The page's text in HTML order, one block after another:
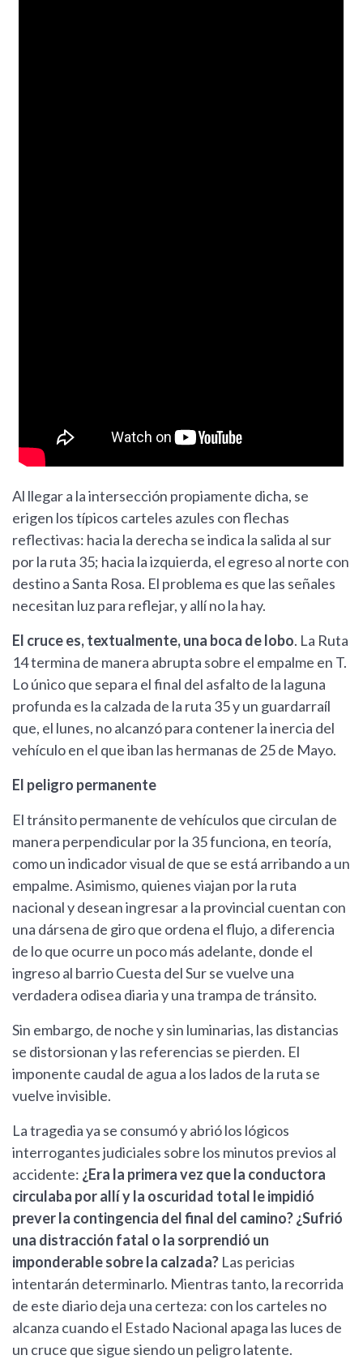
Al llegar a la intersección propiamente dicha, se
erigen los típicos carteles azules con flechas
reflectivas: hacia la derecha se indica la salida al sur
por la ruta 35; hacia la izquierda, el egreso al norte con
destino a Santa Rosa. El problema es que las señales
necesitan luz para reflejar, y allí no la hay.
El cruce es, textualmente, una boca de lobo. La Ruta
14 termina de manera abrupta sobre el empalme en T.
Lo único que separa el final del asfalto de la laguna
profunda es la calzada de la ruta 35 y un guardarraíl
que, el lunes, no alcanzó para contener la inercia del
vehículo en el que iban las hermanas de 25 de Mayo.
El peligro permanente
El tránsito permanente de vehículos que circulan de
manera perpendicular por la 35 funciona, en teoría,
como un indicador visual de que se está arribando a un
empalme. Asimismo, quienes viajan por la ruta
nacional y desean ingresar a la provincial cuentan con
una dársena de giro que ordena el flujo, a diferencia
de lo que ocurre un poco más adelante, donde el
ingreso al barrio Cuesta del Sur se vuelve una
verdadera odisea diaria y una trampa de tránsito.
Sin embargo, de noche y sin luminarias, las distancias
se distorsionan y las referencias se pierden. El
imponente caudal de agua a los lados de la ruta se
vuelve invisible.
La tragedia ya se consumó y abrió los lógicos
interrogantes judiciales sobre los minutos previos al
accidente: ¿Era la primera vez que la conductora
circulaba por allí y la oscuridad total le impidió
prever la contingencia del final del camino? ¿Sufrió
una distracción fatal o la sorprendió un
imponderable sobre la calzada? Las pericias
intentarán determinarlo. Mientras tanto, la recorrida
de este diario deja una certeza: con los carteles no
alcanza cuando el Estado Nacional apaga las luces de
un cruce que sigue siendo un peligro latente.